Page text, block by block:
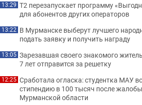
13:29 Т2 перезапускает программу
для абонентов других операторов
13:22 В Мурманске выберут лучшего
подать заявку и получить награду
13:05 Зарезавшая своего знакомого
7 лет отправится за решетку
12:25 Сработала огласка: студентка МАУ
стипендию в 100 тысяч после
Мурманской области